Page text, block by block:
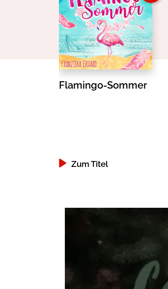
Flamingo-Sommer
Zum Titel